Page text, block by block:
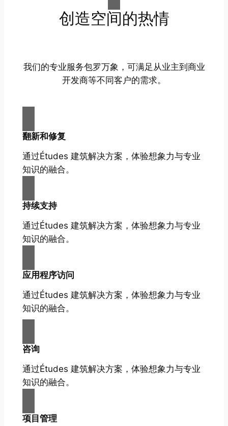
创造空间的热情
我们的专业服务包罗万象，可满足从业主到商业
开发商等不同客户的需求。
翻新和修复
通过Études 建筑解决方案，体验想象力与专业
知识的融合。
持续支持
通过Études 建筑解决方案，体验想象力与专业
知识的融合。
应用程序访问
通过Études 建筑解决方案，体验想象力与专业
知识的融合。
咨询
通过Études 建筑解决方案，体验想象力与专业
知识的融合。
项目管理